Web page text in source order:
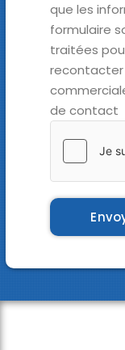
que les
formulaire
traitées
recontacter
de contact